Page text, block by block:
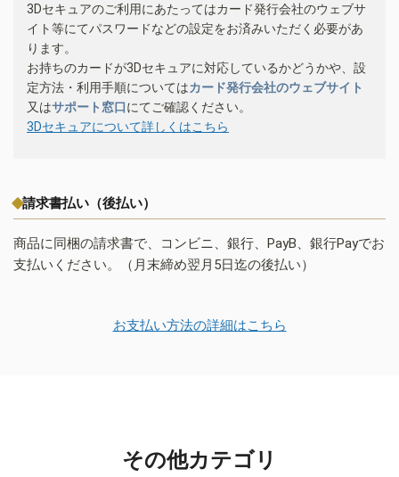
3Dセキュアのご利用にあたってはカード発行会社のウェブサ
イト等にてパスワードなどの設定をお済みいただく必要があ
ります。
お持ちのカードが3Dセキュアに対応しているかどうかや、設
定方法・利用手順についてはカード発行会社のウェブサイト
又はサポート窓口にてご確認ください。
3Dセキュアについて詳しくはこちら
請求書払い（後払い）
商品に同梱の請求書で、コンビニ、銀行、PayB、銀行Payでお
支払いください。（月末締め翌月5日迄の後払い）
お支払い方法の詳細はこちら
その他カテゴリ